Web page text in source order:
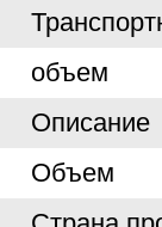
объем
Описание
Объем